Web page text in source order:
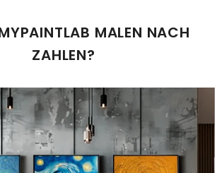
MALEN NACH
ZAHLEN?